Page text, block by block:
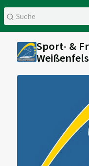
Sport- &
Weißenfels